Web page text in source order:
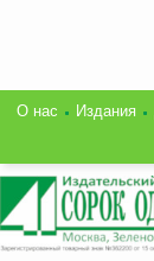
О нас Издания